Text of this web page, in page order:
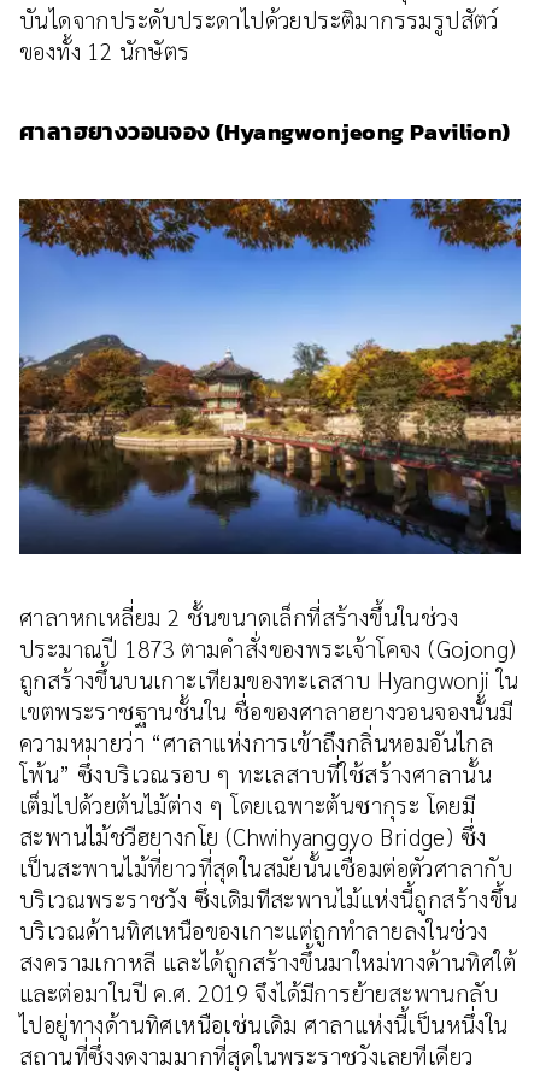
บันไดจากประดับประดาไปด้วยประติมากรรมรูปสัตว์
ของทั้ง 12 นักษัตร
ศาลาฮยางวอนจอง (Hyangwonjeong Pavilion)
ศาลาหกเหลี่ยม 2 ชั้นขนาดเล็กที่สร้างขึ้นในช่วง
ประมาณปี 1873 ตามคำสั่งของพระเจ้าโคจง (Gojong)
ถูกสร้างขึ้นบนเกาะเทียมของทะเลสาบ Hyangwonji ใน
เขตพระราชฐานชั้นใน ชื่อของศาลาฮยางวอนจองนั้นมี
ความหมายว่า “ศาลาแห่งการเข้าถึงกลิ่นหอมอันไกล
โพ้น” ซึ่งบริเวณรอบ ๆ ทะเลสาบที่ใช้สร้างศาลานั้น
เต็มไปด้วยต้นไม้ต่าง ๆ โดยเฉพาะต้นซากุระ โดยมี
สะพานไม้ชวีฮยางกโย (Chwihyanggyo Bridge) ซึ่ง
เป็นสะพานไม้ที่ยาวที่สุดในสมัยนั้นเชื่อมต่อตัวศาลากับ
บริเวณพระราชวัง ซึ่งเดิมทีสะพานไม้แห่งนี้ถูกสร้างขึ้น
บริเวณด้านทิศเหนือของเกาะแต่ถูกทำลายลงในช่วง
สงครามเกาหลี และได้ถูกสร้างขึ้นมาใหม่ทางด้านทิศใต้
และต่อมาในปี ค.ศ. 2019 จึงได้มีการย้ายสะพานกลับ
ไปอยู่ทางด้านทิศเหนือเช่นเดิม ศาลาแห่งนี้เป็นหนึ่งใน
สถานที่ซึ่งงดงามมากที่สุดในพระราชวังเลยทีเดียว